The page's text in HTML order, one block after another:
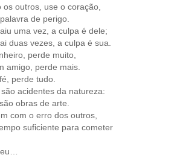
os outros, use o coração,
de perigo.
uma vez, a culpa é dele;
duas vezes, a culpa é sua.
perde muito,
amigo, perde mais.
perde tudo.
acidentes da natureza:
obras de arte.
com o erro dos outros,
suficiente para cometer
eu…